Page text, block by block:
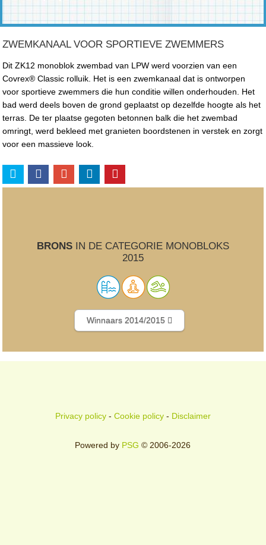
ZWEMKANAAL VOOR SPORTIEVE ZWEMMERS
Dit ZK12 monoblok zwembad van LPW werd voorzien van een
Covrex® Classic rolluik. Het is een zwemkanaal dat is ontworpen
voor sportieve zwemmers die hun conditie willen onderhouden. Het
bad werd deels boven de grond geplaatst op dezelfde hoogte als het
terras. De ter plaatse gegoten betonnen balk die het zwembad
omringt, werd bekleed met granieten boordstenen in verstek en zorgt
voor een massieve look.
BRONSIN DE CATEGORIE MONOBLOKS
2015
Winnaars 2014/2015
Privacy policy- Cookie policy- Disclaimer
Powered by PSG © 2006-2026